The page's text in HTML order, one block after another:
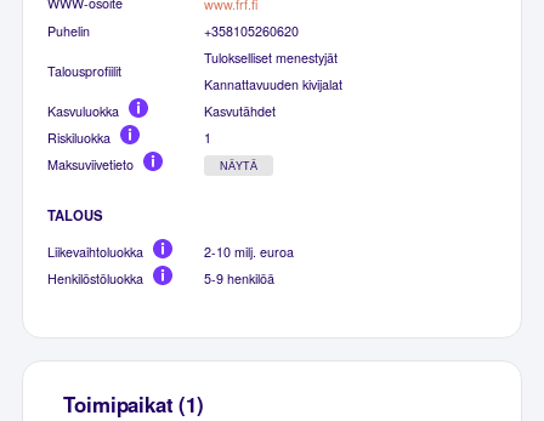
www.frf.fi
Puhelin
+358105260620
Talousprofiilit
Tulokselliset menestyjät
Kannattavuuden kivijalat
Kasvuluokka
Kasvutähdet
Riskiluokka
1
Maksuviivetieto
NÄYTÄ
TALOUS
Liikevaihtoluokka
2-10 milj. euroa
Henkilöstöluokka
5-9 henkilöä
Toimipaikat (1)